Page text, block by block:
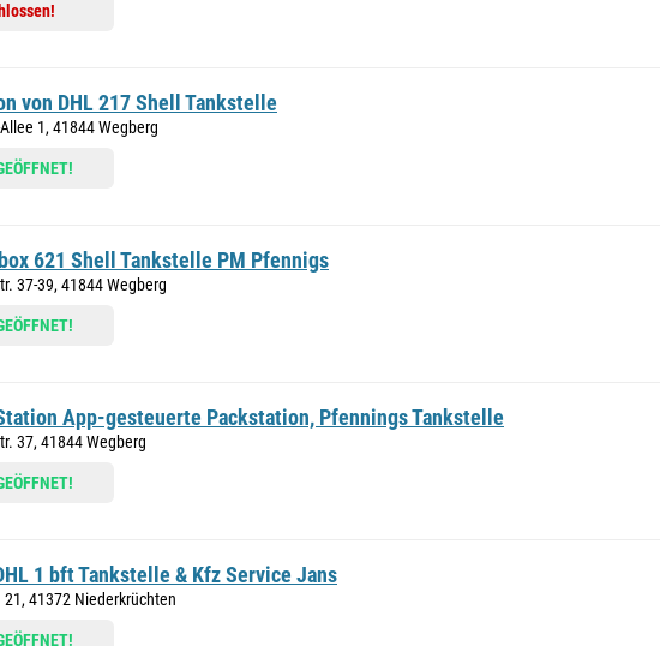
von DHL 217 Shell Tankstelle
1, 41844 Wegberg
621 Shell Tankstelle PM Pfennigs
37-39, 41844 Wegberg
App-gesteuerte Packstation, Pfennings Tankstelle
37, 41844 Wegberg
1 bft Tankstelle & Kfz Service Jans
21, 41372 Niederkrüchten